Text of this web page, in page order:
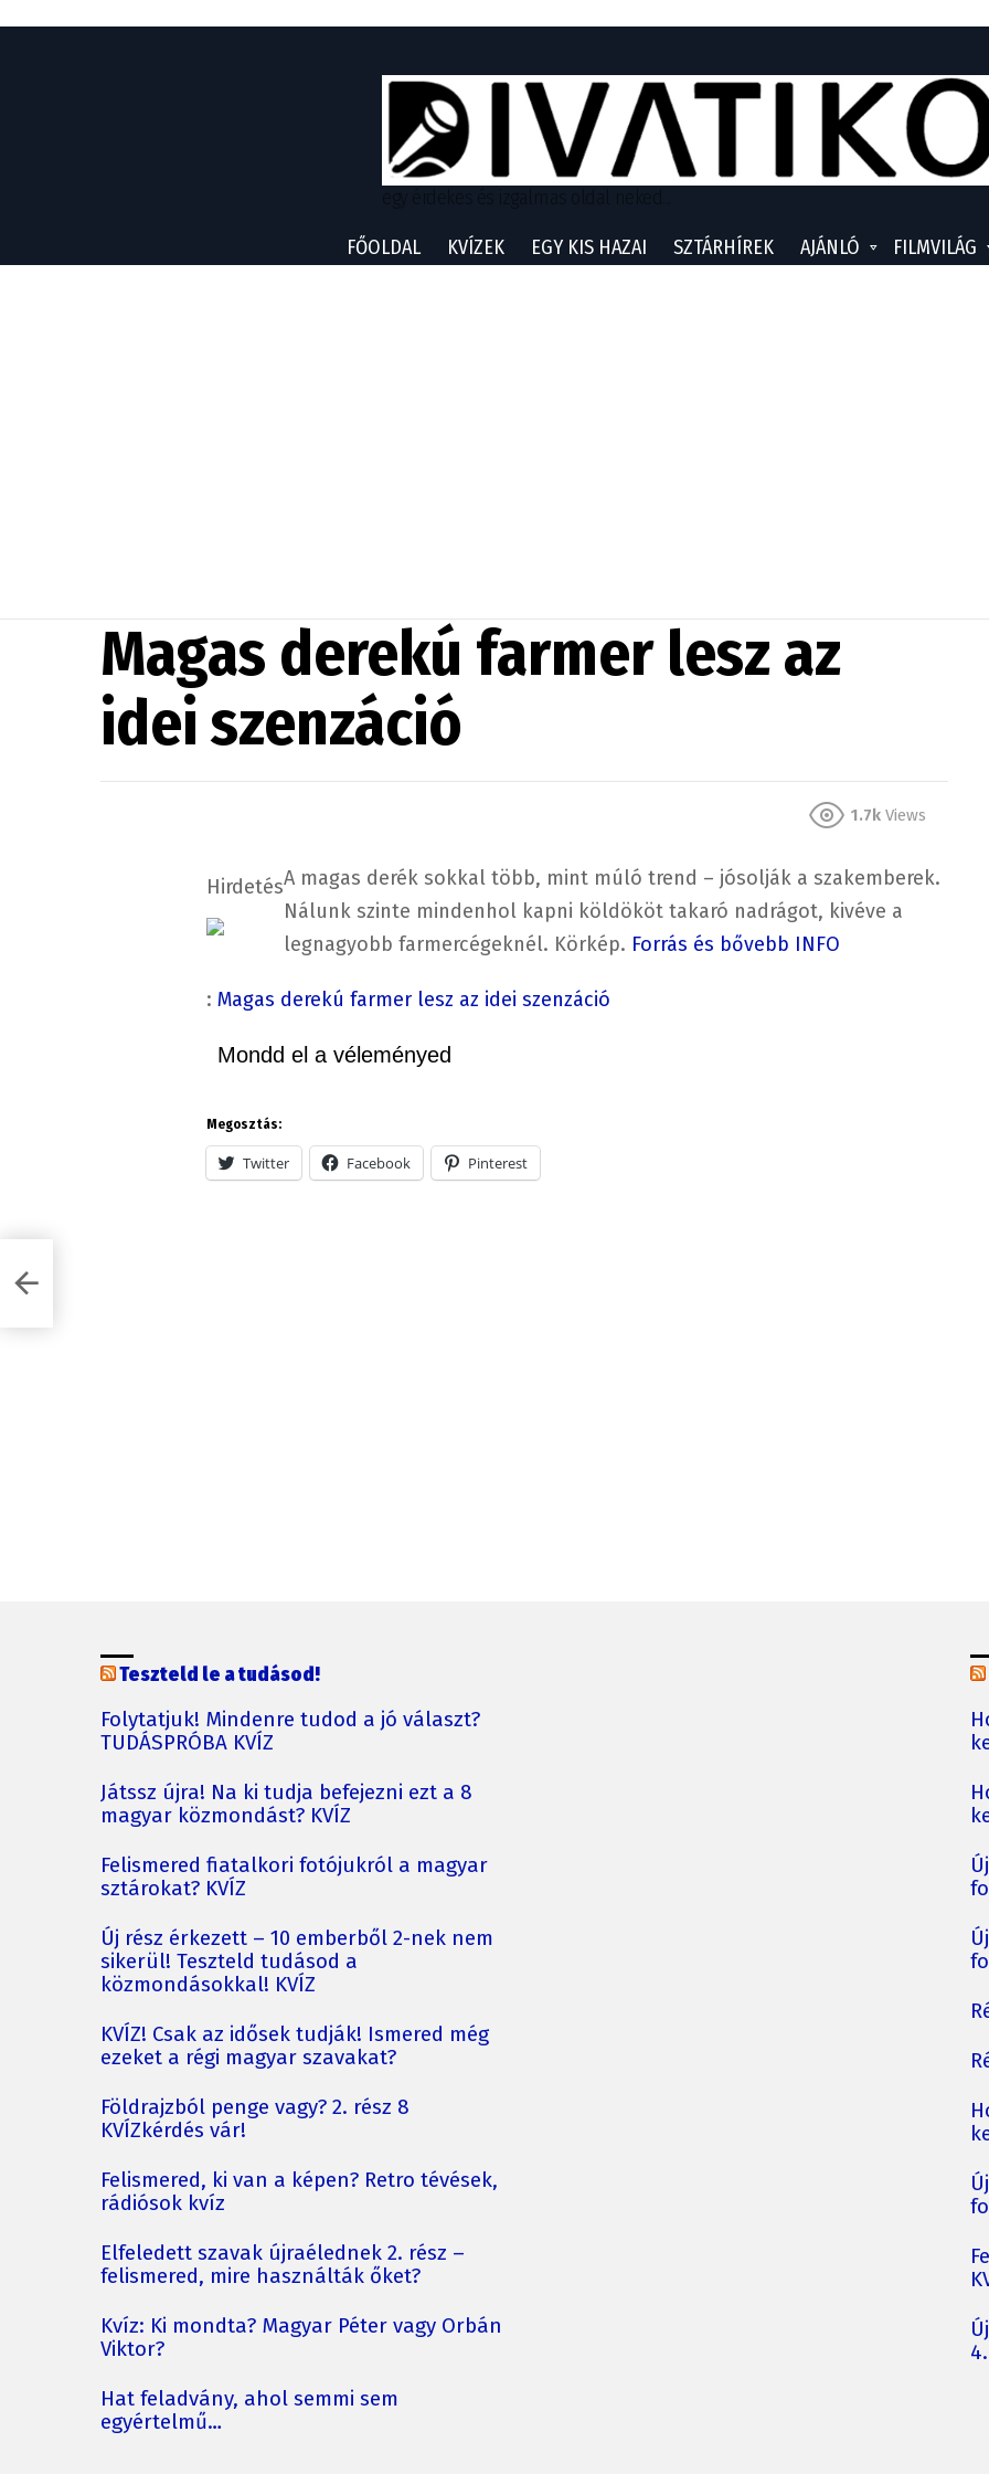
FŐOLDAL KVÍZEK EGY KIS HAZAI SZTÁRHÍREK AJÁNLÓ FILMVILÁG
Magas derekú farmer lesz az
idei szenzáció
1.7k Views
HirdetésA magas derék sokkal több, mint múló trend – jósolják a szakemberek.
Nálunk szinte mindenhol kapni köldököt takaró nadrágot, kivéve a
legnagyobb farmercégeknél. Körkép. Forrás és bővebb INFO
: Magas derekú farmer lesz az idei szenzáció
Mondd el a véleményed
Megosztás:
Twitter Facebook Pinterest
Teszteld le a tudásod!
Folytatjuk! Mindenre tudod a jó választ?
TUDÁSPRÓBA KVÍZ
Játssz újra! Na ki tudja befejezni ezt a 8
magyar közmondást? KVÍZ
Felismered fiatalkori fotójukról a magyar
sztárokat? KVÍZ
Új rész érkezett – 10 emberből 2-nek nem
sikerül! Teszteld tudásod a
közmondásokkal! KVÍZ
KVÍZ! Csak az idősek tudják! Ismered még
ezeket a régi magyar szavakat?
Földrajzból penge vagy? 2. rész 8
KVÍZkérdés vár!
Felismered, ki van a képen? Retro tévések,
rádiósok kvíz
Elfeledett szavak újraélednek 2. rész –
felismered, mire használták őket?
Kvíz: Ki mondta? Magyar Péter vagy Orbán
Viktor?
Hat feladvány, ahol semmi sem
egyértelmű…